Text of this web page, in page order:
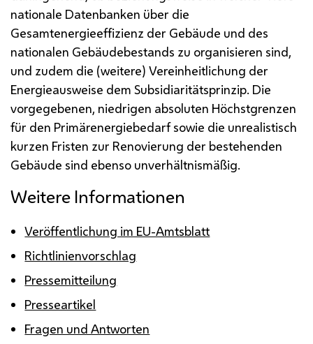
nationale Datenbanken über die
Gesamtenergieeffizienz der Gebäude und des
nationalen Gebäudebestands zu organisieren sind,
und zudem die (weitere) Vereinheitlichung der
Energieausweise dem Subsidiaritätsprinzip. Die
vorgegebenen, niedrigen absoluten Höchstgrenzen
für den Primärenergiebedarf sowie die unrealistisch
kurzen Fristen zur Renovierung der bestehenden
Gebäude sind ebenso unverhältnismäßig.
Weitere Informationen
Veröffentlichung im EU-Amtsblatt
Richtlinienvorschlag
Pressemitteilung
Presseartikel
Fragen und Antworten